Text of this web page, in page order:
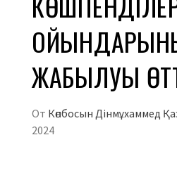
ЖАБЫЛУЫ
От Көпбосын Дінмұхаммед
2024